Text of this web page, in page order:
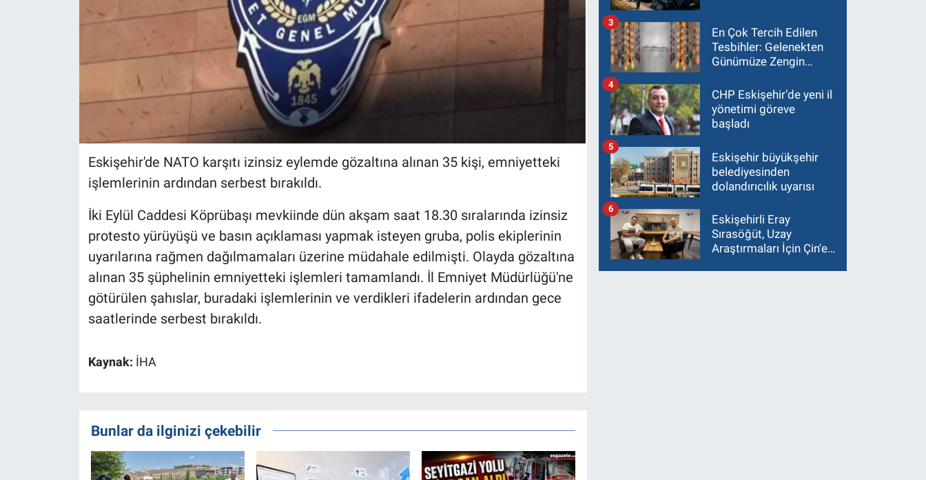
Eskişehir'de NATO karşıtı izinsiz eylemde gözaltına alınan 35 kişi, emniyetteki
işlemlerinin ardından serbest bırakıldı.
İki Eylül Caddesi Köprübaşı mevkiinde dün akşam saat 18.30 sıralarında izinsiz
protesto yürüyüşü ve basın açıklaması yapmak isteyen gruba, polis ekiplerinin
uyarılarına rağmen dağılmamaları üzerine müdahale edilmişti. Olayda gözaltına
alınan 35 şüphelinin emniyetteki işlemleri tamamlandı. İl Emniyet Müdürlüğü'ne
götürülen şahıslar, buradaki işlemlerinin ve verdikleri ifadelerin ardından gece
saatlerinde serbest bırakıldı.
Kaynak: İHA
Bunlar da ilginizi çekebilir
En Çok Tercih Edilen
Tesbihler: Gelenekten
Günümüze Zengin
3
CHP Eskişehir’de yeni il
yönetimi göreve
başladı
4
Eskişehir büyükşehir
belediyesinden
dolandırıcılık uyarısı
5
Eskişehirli Eray
Sırasöğüt, Uzay
Araştırmaları İçin Çin'e
6
Magazin
Bilim ve Teknoloji